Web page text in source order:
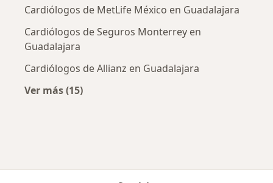
Cardiólogos de MetLife México en Guadalajara
Cardiólogos de Seguros Monterrey en
Guadalajara
Cardiólogos de Allianz en Guadalajara
Ver más (15)